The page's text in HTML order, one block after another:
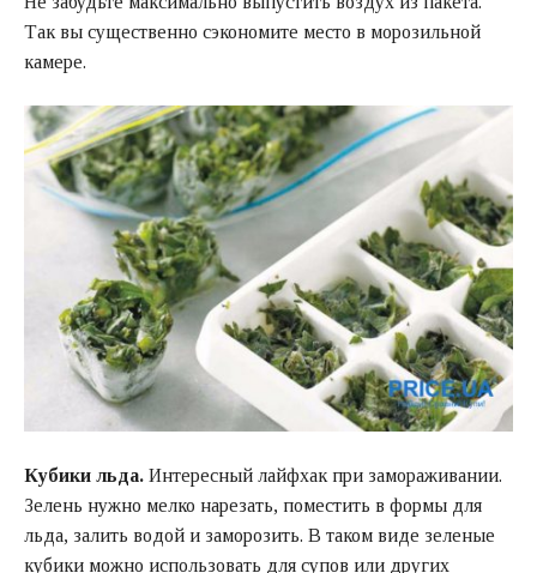
Так вы существенно сэкономите место в морозильной
камере.
Кубики льда. Интересный лайфхак при замораживании.
Зелень нужно мелко нарезать, поместить в формы для
льда, залить водой и заморозить. В таком виде зеленые
кубики можно использовать для супов или других